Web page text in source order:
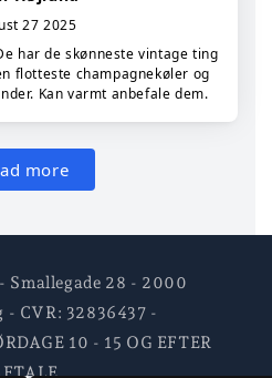
Smallegade 28 - 2000
- CVR: 32836437 -
10 - 15 OG EFTER